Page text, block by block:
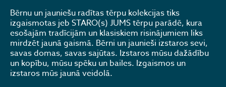
Bērnu un jauniešu radītas tērpu kolekcijas tiks
izgaismotas jeb STARO(s) JUMS tērpu parādē, kura
esošajām tradīcijām un klasiskiem risinājumiem liks
mirdzēt jaunā gaismā. Bērni un jaunieši izstaros sevi,
savas domas, savas sajūtas. Izstaros mūsu dažādību
un kopību, mūsu spēku un bailes. Izgaismos un
izstaros mūs jaunā veidolā.